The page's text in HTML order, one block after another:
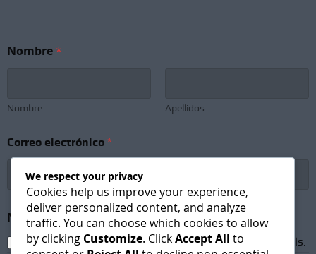
Nombre*
Nombre Apellidos
e
w
t
t
e
Correo electrónico *
Newsletter Subscription*
I agree to receive newsletters and promotional emails.
We respect your privacy
Cookies help us improve your experience,
deliver personalized content, and analyze
traffic. You can choose which cookies to allow
by clicking Customize. ClickAccept All to